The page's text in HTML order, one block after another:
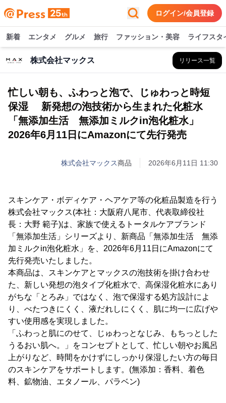
ログイン/会員登録
新着 エンタメ グルメ 旅行 ファッション・美容 ライフスタ
株式会社マックス リリース一覧
忙しい朝も、ふわっと泡で、じゅわっと時短
保湿 新発想の泡技術から生まれた化粧水
「無添加生活 無添加ミルクin泡化粧水」
2026年6月11日にAmazonにて先行発売
株式会社マックス商品 2026年6月11日 11:30
スキンケア・ボディケア・ヘアケア等の化粧品製造を行う
株式会社マックス(本社：大阪府八尾市、代表取締役社
長：大野 範子)は、家族で使えるトータルケアブランド
「無添加生活」シリーズより、新商品「無添加生活 無添
加ミルクin泡化粧水」を、2026年6月11日にAmazonにて
先行発売いたしました。
本商品は、スキンケアとマックスの泡技術を掛け合わせ
た、新しい発想の泡タイプ化粧水で、高保湿化粧水にあり
がちな「とろみ」ではなく、泡で保湿する処方設計によ
り、べたつきにくく、液だれしにくく、肌に均一に広げや
すい使用感を実現しました。
「ふわっと肌にのせて、じゅわっとなじみ、もちっとした
うるおい肌へ。」をコンセプトとして、忙しい朝やお風呂
上がりなど、時間をかけずにしっかり保湿したい方の毎日
のスキンケアをサポートします。(無添加：香料、着色
料、鉱物油、エタノール、パラベン)